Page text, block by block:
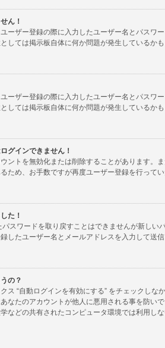
ん！
ーザー登録の際に入力したユーザー名とパスワ
しては掲示板自体に何か問題が発生しているか
ーザー登録の際に入力したユーザー名とパスワ
しては掲示板自体に何か問題が発生しているか
グインできません！
ントを無効化または削除することがあります。
ため、お手数ですが再度ユーザー登録を行って
た！
スワードを取り戻すことはできませんが新し
したユーザー名とメールアドレスを入力して送
の？
ス “自動ログインを有効にする” をチェックし
なたのアカウントが他人に悪用される事を防
などの共有されたコンピュータ環境では利用し